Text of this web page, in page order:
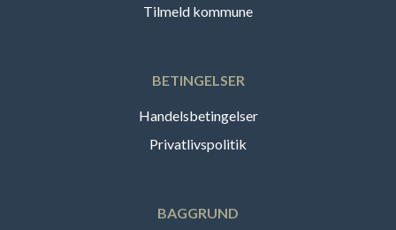
Tilmeld kommune
BETINGELSER
Handelsbetingelser
Privatlivspolitik
BAGGRUND